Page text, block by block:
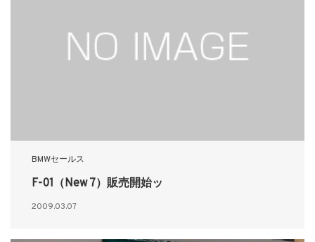
BMWセールス
F-01（New 7）販売開始ッ
2009.03.07